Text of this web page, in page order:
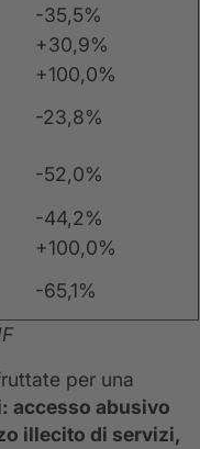
-35,5%
+30,9%
+100,0%
-23,8%
-52,0%
-44,2%
+100,0%
-65,1%
per una
accesso abusivo
illecito di servizi,